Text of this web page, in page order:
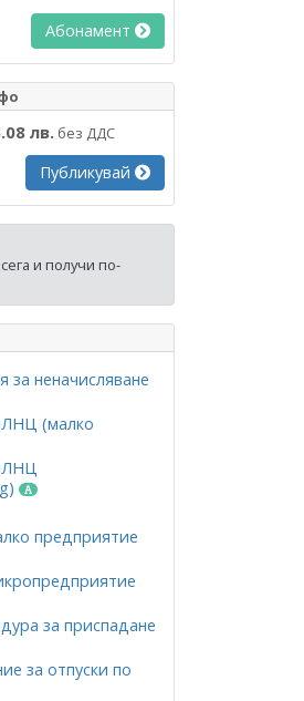
Абонамент
лв. без ДДС
Публикувай
и получи по-
неначисляване
(малко
предприятие
за приспадане
за отпуски по